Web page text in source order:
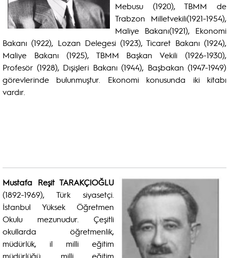
Mebusu (1920), TBMM de
Trabzon Milletvekili(1921-1954),
Maliye Bakanı(1921), Ekonomi
Bakanı (1922), Lozan Delegesi (1923), Ticaret Bakanı (1924),
Maliye Bakanı (1925), TBMM Başkan Vekili (1926-1930),
Profesör (1928), Dışişleri Bakanı (1944), Başbakan (1947-1949)
görevlerinde bulunmuştur. Ekonomi konusunda iki kitabı
vardır.
Mustafa Reşit TARAKÇIOĞLU
(1892-1969), Türk siyasetçi.
İstanbul Yüksek Öğretmen
Okulu mezunudur. Çeşitli
okullarda öğretmenlik,
müdürlük, il milli eğitim
müdürlüğü, milli eğitim